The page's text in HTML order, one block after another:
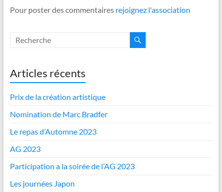
Pour poster des commentaires rejoignez l'association
Articles récents
Prix de la création artistique
Nomination de Marc Bradfer
Le repas d’Automne 2023
AG 2023
Participation a la soirée de l’AG 2023
Les journées Japon